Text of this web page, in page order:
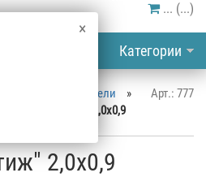
×
... (...)
Категории
Арт.: 777
корпусной мебели
»
Матрас "Престиж" 2,0x0,9
2,0x0,9